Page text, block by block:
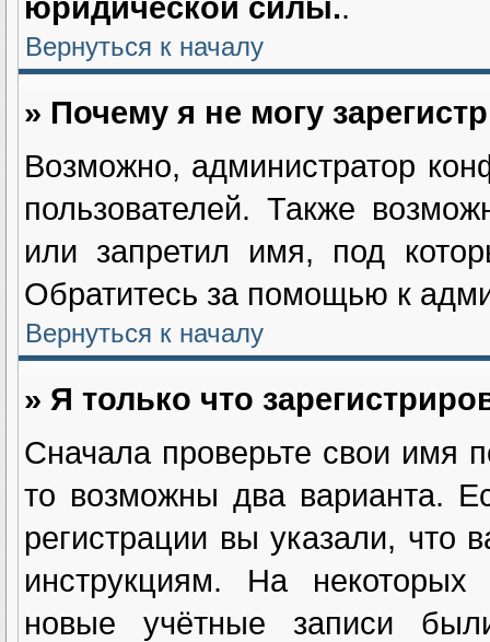
Вернуться к началу
» Почему я не могу
Возможно, администратор
пользователей. Также
или запретил имя, под
Обратитесь за помощью к
Вернуться к началу
» Я только что
Сначала проверьте свои имя
то возможны два варианта.
регистрации вы указали, что
инструкциям. На
новые учётные записи